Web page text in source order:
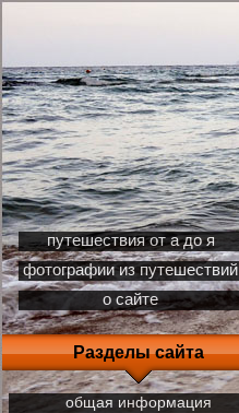
путешествия от а до я
фотографии из путешествий
о сайте
Разделы сайта
общая информация